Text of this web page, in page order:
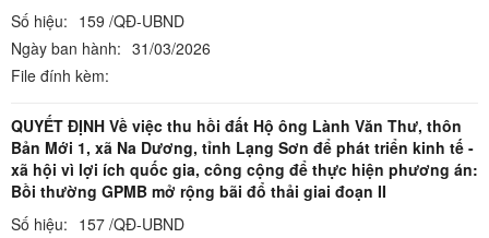
Số hiệu: 159 /QĐ-UBND
Ngày ban hành: 31/03/2026
File đính kèm:
QUYẾT ĐỊNH Về việc thu hồi đất Hộ ông Lành Văn Thư, thôn
Bản Mới 1, xã Na Dương, tỉnh Lạng Sơn để phát triển kinh tế -
xã hội vì lợi ích quốc gia, công cộng để thực hiện phương án:
Bồi thường GPMB mở rộng bãi đổ thải giai đoạn II
Số hiệu: 157 /QĐ-UBND